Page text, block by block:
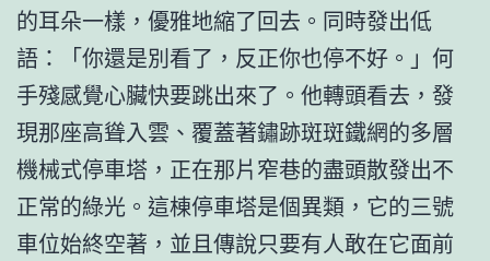
的耳朵一樣，優雅地縮了回去。同時發出低
語：「你還是別看了，反正你也停不好。」何
手殘感覺心臟快要跳出來了。他轉頭看去，發
現那座高聳入雲、覆蓋著鏽跡斑斑鐵網的多層
機械式停車塔，正在那片窄巷的盡頭散發出不
正常的綠光。這棟停車塔是個異類，它的三號
車位始終空著，並且傳說只要有人敢在它面前